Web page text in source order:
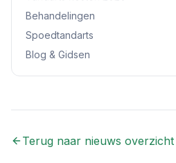
Behandelingen
Spoedtandarts
Blog & Gidsen
Terug naar nieuws overzicht